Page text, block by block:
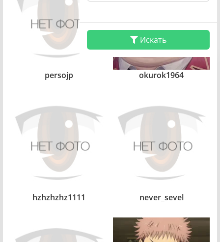
Искать
persojp okurok1964
hzhzhzhz1111 never_sevel